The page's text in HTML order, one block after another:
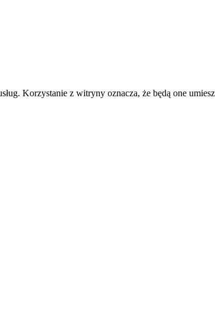
Korzystanie z witryny oznacza, że będą one